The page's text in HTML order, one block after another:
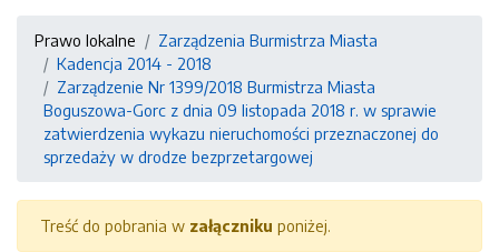
Prawo lokalne
Zarządzenia Burmistrza Miasta
Kadencja 2014 - 2018
Zarządzenie Nr 1399/2018 Burmistrza Miasta
Boguszowa-Gorc z dnia 09 listopada 2018 r. w sprawie
zatwierdzenia wykazu nieruchomości przeznaczonej do
sprzedaży w drodze bezprzetargowej
Treść do pobrania w załączniku poniżej.